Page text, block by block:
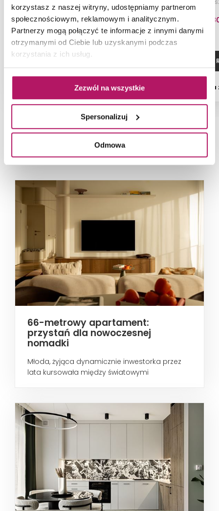
korzystasz z naszej witryny, udostępniamy partnerom
społecznościowym, reklamowym i analitycznym.
Partnerzy mogą połączyć te informacje z innymi danymi
otrzymanymi od Ciebie lub uzyskanymi podczas
korzystania z ich usług.
Zezwól na wszystkie
Spersonalizuj
Odmowa
516,80 PLN
ZOBACZ PRODUKT
na zamówienie
3
ZOBACZ
NAJNOWSZE ARTYKUŁY
66-metrowy apartament:
przystań dla nowoczesnej
nomadki
Młoda, żyjąca dynamicznie inwestorka przez
lata kursowała między światowymi